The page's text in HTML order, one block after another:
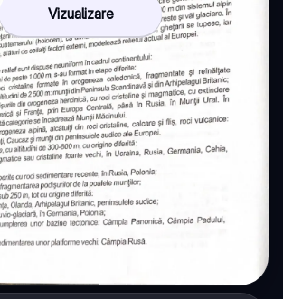
Vizualizare